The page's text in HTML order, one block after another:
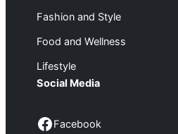
Fashion and Style
Food and Wellness
Lifestyle
Social Media
Facebook Facebook